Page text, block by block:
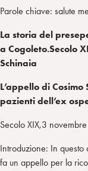
Parole chiave: salute
La storia del
a Cogoleto.Secolo
Schinaia
L’appello di
pazienti dell’ex
Secolo XIX,3
Introduzione: In questo
fa un appello per la